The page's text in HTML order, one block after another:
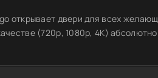
открывает двери для всех
(720p, 1080p, 4K)